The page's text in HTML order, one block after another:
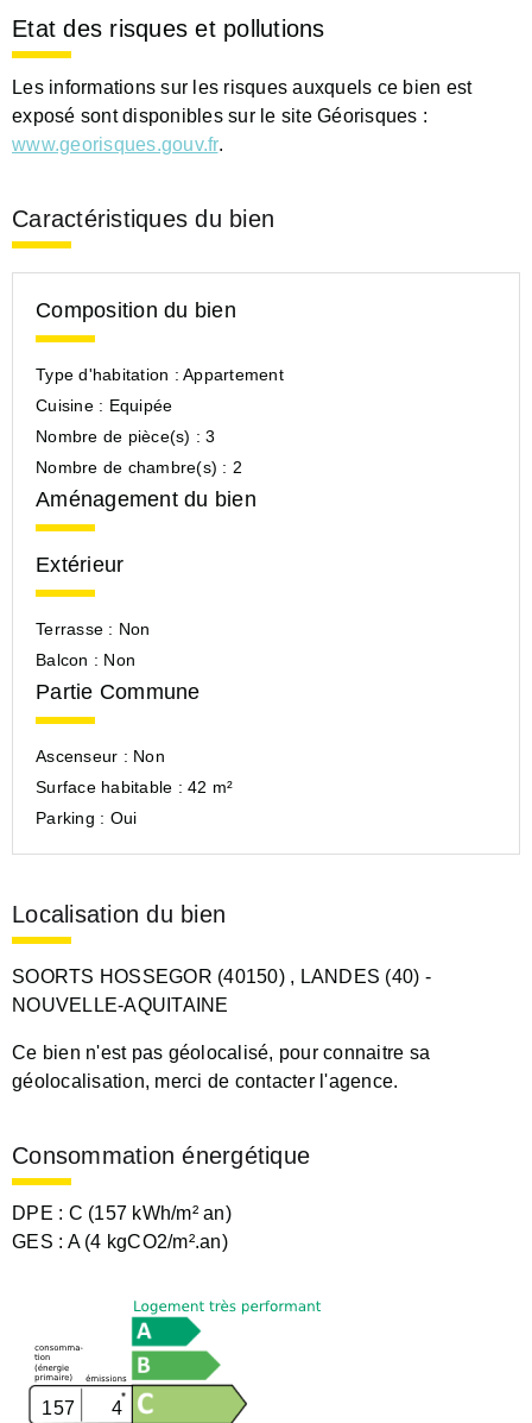
Etat des risques et pollutions
Les informations sur les risques auxquels ce bien est
exposé sont disponibles sur le site Géorisques :
www.georisques.gouv.fr.
Caractéristiques du bien
Composition du bien
Type d'habitation : Appartement
Cuisine : Equipée
Nombre de pièce(s) :3
Nombre de chambre(s) : 2
Aménagement du bien
Extérieur
Terrasse : Non
Balcon : Non
Partie Commune
Ascenseur : Non
Surface habitable : 42 m²
Parking : Oui
Localisation du bien
SOORTS HOSSEGOR (40150) , LANDES (40) -
NOUVELLE-AQUITAINE
Ce bien n'est pas géolocalisé, pour connaitre sa
géolocalisation, merci de contacter l'agence.
Consommation énergétique
DPE : C (157 kWh/m² an)
GES : A (4 kgCO2/m².an)
157 4